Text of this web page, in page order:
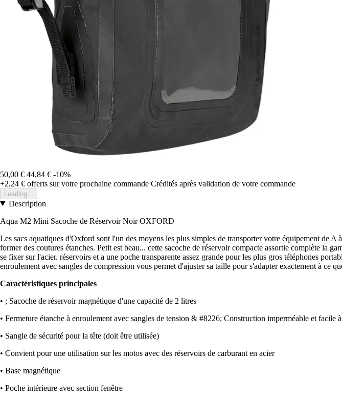
50,00 € 44,84 € -10%
+2,24 € offerts sur votre prochaine commande Crédités après validation de votre commande
Loading...
Description
Aqua M2 Mini Sacoche de Réservoir Noir OXFORD
Les sacs aquatiques d'Oxford sont l'un des moyens les plus simples de transporter votre équipement de
former des coutures étanches. Petit est beau... cette sacoche de réservoir compacte assortie complète la
se fixer sur l'acier. réservoirs et a une poche transparente assez grande pour les plus gros téléphones
enroulement avec sangles de compression vous permet d'ajuster sa taille pour s'adapter exactement à ce
Caractéristiques principales
• ; Sacoche de réservoir magnétique d'une capacité de 2 litres
• Fermeture étanche à enroulement avec sangles de tension & #8226; Construction imperméable et
• Sangle de sécurité pour la tête (doit être utilisée)
• Convient pour une utilisation sur les motos avec des réservoirs de carburant en acier
• Base magnétique
• Poche intérieure avec section fenêtre